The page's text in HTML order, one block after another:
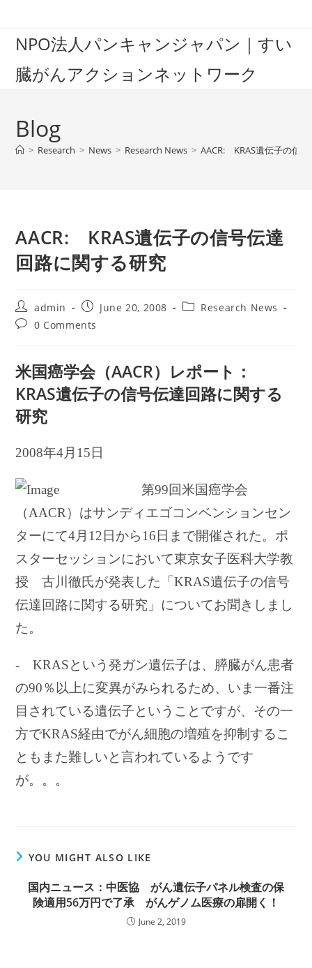
contentNPO法人パンキャンジャパン｜すい
臓がんアクションネットワーク
Blog
> Research > News > Research News > AACR: KRAS遺伝子の信
AACR: KRAS遺伝子の信号伝達
回路に関する研究
Post
author:
admin
Post
published:
June 20, 2008
PostResearch News
Post0 Comments
米国癌学会（AACR）レポート：
KRAS遺伝子の信号伝達回路に関する
研究
2008年4月15日
第99回米国癌学会
（AACR）はサンディエゴコンベンションセン
ターにて4月12日から16日まで開催された。ポ
スターセッションにおいて東京女子医科大学教
授 古川徹氏が発表した「KRAS遺伝子の信号
伝達回路に関する研究」についてお聞きしまし
た。
- KRASという発ガン遺伝子は、膵臓がん患者
の90％以上に変異がみられるため、いま一番注
目されている遺伝子ということですが、その一
方でKRAS経由でがん細胞の増殖を抑制するこ
ともまた難しいと言われているようです
が。。。
YOU MIGHT ALSO LIKE
国内ニュース：中医協 がん遺伝子パネル検査の保
険適用56万円で了承 がんゲノム医療の扉開く！
June 2, 2019